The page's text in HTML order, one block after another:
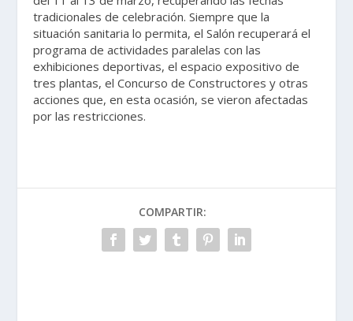
tradicionales de celebración. Siempre que la
situación sanitaria lo permita, el Salón recuperará el
programa de actividades paralelas con las
exhibiciones deportivas, el espacio expositivo de
tres plantas, el Concurso de Constructores y otras
acciones que, en esta ocasión, se vieron afectadas
por las restricciones.
COMPARTIR: